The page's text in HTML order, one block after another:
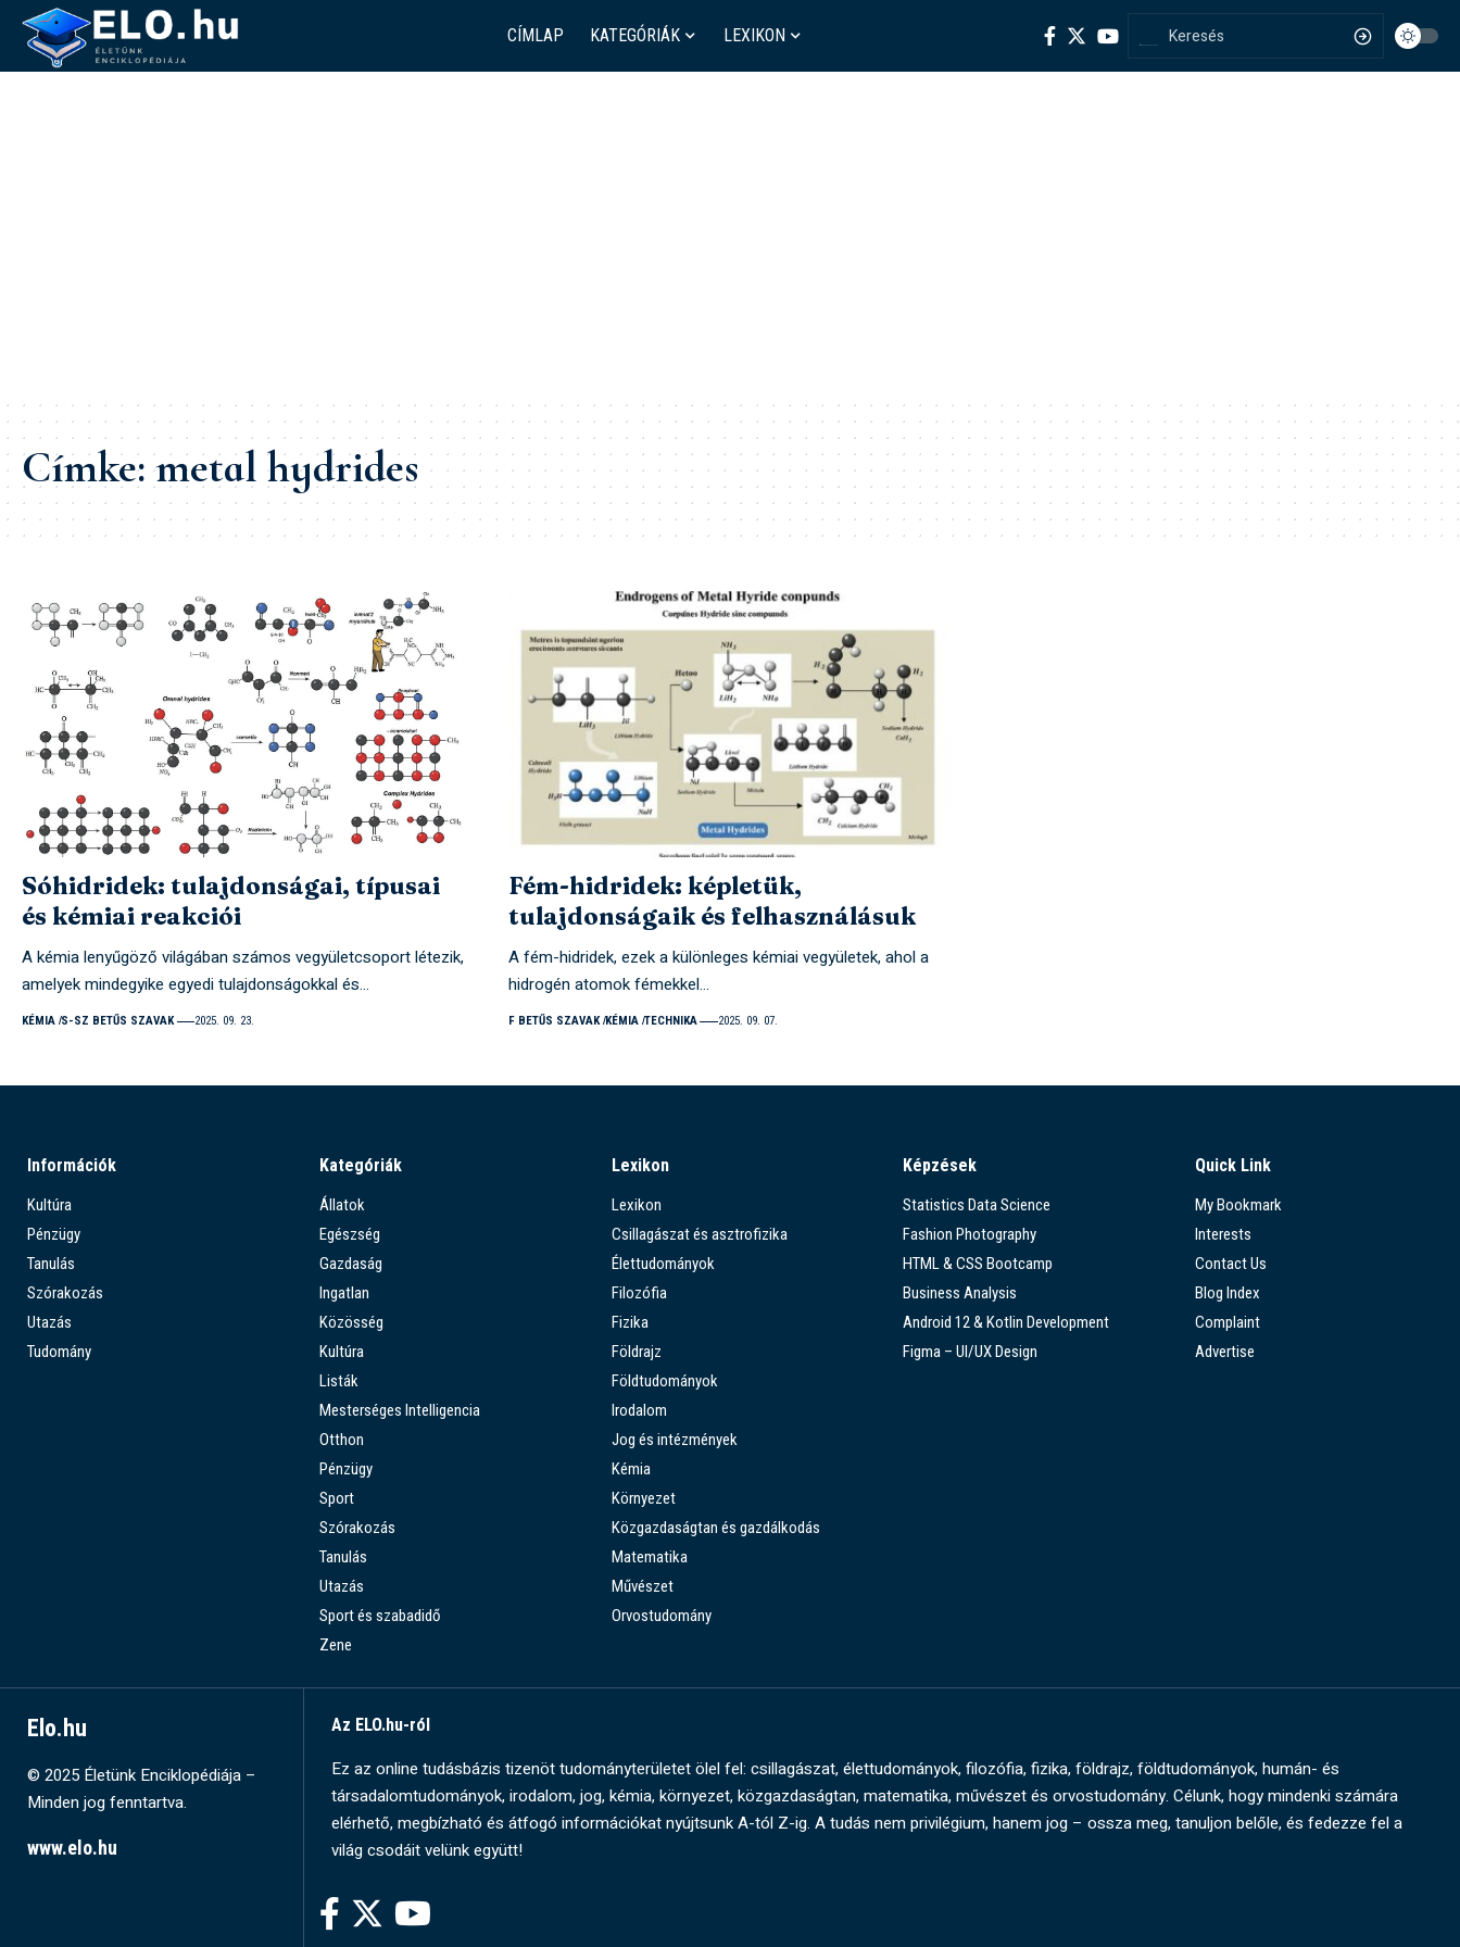
CÍMLAP KATEGÓRIÁK LEXIKON
Címke:metal hydrides
Sóhidridek: tulajdonságai, típusai
és kémiai reakciói
A kémia lenyűgöző világában számos vegyületcsoport létezik,
amelyek mindegyike egyedi tulajdonságokkal és…
KÉMIA S-SZ BETŰS SZAVAK 2025. 09. 23.
Fém-hidridek: képletük,
tulajdonságaik és felhasználásuk
A fém-hidridek, ezek a különleges kémiai vegyületek, ahol a
hidrogén atomok fémekkel…
F BETŰS SZAVAK KÉMIA TECHNIKA 2025. 09. 07.
Információk
Kultúra
Pénzügy
Tanulás
Szórakozás
Utazás
Tudomány
Kategóriák
Állatok
Egészség
Gazdaság
Ingatlan
Közösség
Kultúra
Listák
Mesterséges Intelligencia
Otthon
Pénzügy
Sport
Szórakozás
Tanulás
Utazás
Sport és szabadidő
Zene
Lexikon
Lexikon
Csillagászat és asztrofizika
Élettudományok
Filozófia
Fizika
Földrajz
Földtudományok
Irodalom
Jog és intézmények
Kémia
Környezet
Közgazdaságtan és gazdálkodás
Matematika
Művészet
Orvostudomány
Képzések
Statistics Data Science
Fashion Photography
HTML & CSS Bootcamp
Business Analysis
Android 12 & Kotlin Development
Figma – UI/UX Design
Quick Link
My Bookmark
Interests
Contact Us
Blog Index
Complaint
Advertise
Elo.hu
© 2025 Életünk Enciklopédiája –
Minden jog fenntartva.
www.elo.hu
Az ELO.hu-ról
Ez az online tudásbázis tizenöt tudományterületet ölel fel: csillagászat, élettudományok, filozófia, fizika, földrajz, földtudományok, humán- és
társadalomtudományok, irodalom, jog, kémia, környezet, közgazdaságtan, matematika, művészet és orvostudomány. Célunk, hogy mindenki számára
elérhető, megbízható és átfogó információkat nyújtsunk A-tól Z-ig. A tudás nem privilégium, hanem jog – ossza meg, tanuljon belőle, és fedezze fel a
világ csodáit velünk együtt!